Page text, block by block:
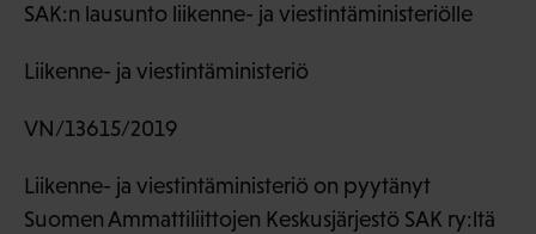
SAK:n lausunto liikenne- ja viestintäministeriölle
Liikenne- ja viestintäministeriö
VN/13615/2019
Liikenne- ja viestintäministeriö on pyytänyt
Suomen Ammattiliittojen Keskusjärjestö SAK ry:ltä